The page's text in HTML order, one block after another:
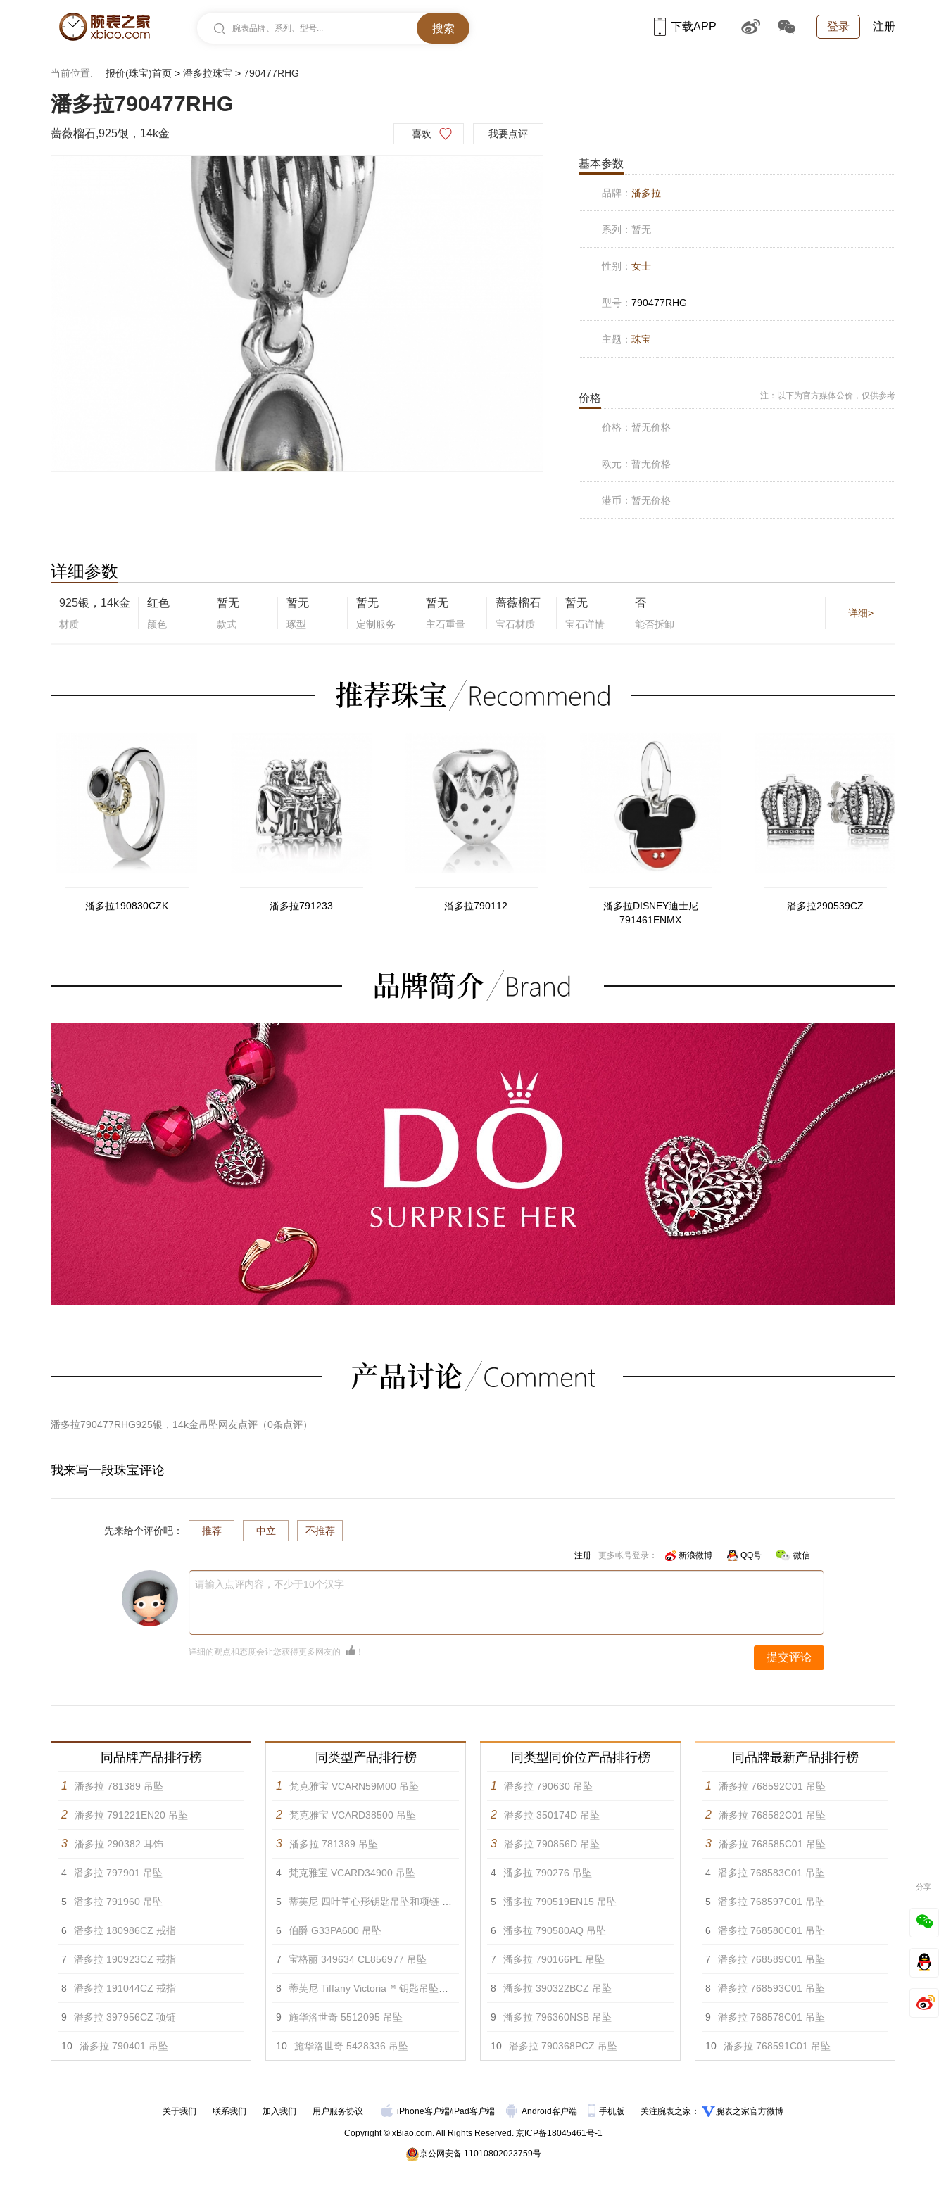
腕表品牌、系列、型号... 登录 注册
下载APP
当前位置: 报价(珠宝)首页 > 潘多拉珠宝 > 790477RHG
潘多拉790477RHG
蔷薇榴石,925银，14k金 喜欢 我要点评
基本参数
品牌： 潘多拉
系列： 暂无
性别： 女士
型号： 790477RHG
主题： 珠宝
价格 注：以下为官方媒体公价，仅供参考
价格： 暂无价格
欧元： 暂无价格
港币： 暂无价格
详细参数
925银，14k金
材质
红色
颜色
暂无
款式
暂无
琢型
暂无
定制服务
暂无
主石重量
蔷薇榴石
宝石材质
暂无
宝石详情
否
能否拆卸
详细>
潘多拉190830CZK 潘多拉791233 潘多拉790112
潘多拉DISNEY迪士尼
791461ENMX
潘多拉290539CZ
潘多拉790477RHG925银，14k金吊坠网友点评（0条点评）
我来写一段珠宝评论
先来给个评价吧： 推荐 中立 不推荐
注册 更多帐号登录： 新浪微博 QQ号 微信
请输入点评内容，不少于10个汉字
详细的观点和态度会让您获得更多网友的 ！ 提交评论
同品牌产品排行榜
1 潘多拉 781389 吊坠
2 潘多拉 791221EN20 吊坠
3 潘多拉 290382 耳饰
4 潘多拉 797901 吊坠
5 潘多拉 791960 吊坠
6 潘多拉 180986CZ 戒指
7 潘多拉 190923CZ 戒指
8 潘多拉 191044CZ 戒指
9 潘多拉 397956CZ 项链
10 潘多拉 790401 吊坠
同类型产品排行榜
1 梵克雅宝 VCARN59M00 吊坠
2 梵克雅宝 VCARD38500 吊坠
3 潘多拉 781389 吊坠
4 梵克雅宝 VCARD34900 吊坠
5 蒂芙尼 四叶草心形钥匙吊坠和项链 吊坠
6 伯爵 G33PA600 吊坠
7 宝格丽 349634 CL856977 吊坠
8 蒂芙尼 Tiffany Victoria™ 钥匙吊坠项链 吊坠
9 施华洛世奇 5512095 吊坠
10 施华洛世奇 5428336 吊坠
同类型同价位产品排行榜
1 潘多拉 790630 吊坠
2 潘多拉 350174D 吊坠
3 潘多拉 790856D 吊坠
4 潘多拉 790276 吊坠
5 潘多拉 790519EN15 吊坠
6 潘多拉 790580AQ 吊坠
7 潘多拉 790166PE 吊坠
8 潘多拉 390322BCZ 吊坠
9 潘多拉 796360NSB 吊坠
10 潘多拉 790368PCZ 吊坠
同品牌最新产品排行榜
1 潘多拉 768592C01 吊坠
2 潘多拉 768582C01 吊坠
3 潘多拉 768585C01 吊坠
4 潘多拉 768583C01 吊坠
5 潘多拉 768597C01 吊坠
6 潘多拉 768580C01 吊坠
7 潘多拉 768589C01 吊坠
8 潘多拉 768593C01 吊坠
9 潘多拉 768578C01 吊坠
10 潘多拉 768591C01 吊坠
关于我们 联系我们 加入我们 用户服务协议 iPhone客户端/iPad客户端 Android客户端 手机版 关注腕表之家： 腕表之家官方微博
Copyright © xBiao.com. All Rights Reserved. 京ICP备18045461号-1
京公网安备 11010802023759号
分享